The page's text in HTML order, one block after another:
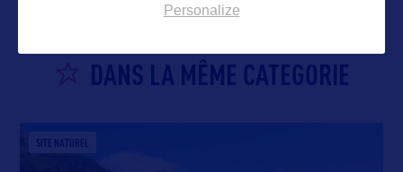
DANS LA MÊME CATEGORIE
SITE NATUREL
Personalize